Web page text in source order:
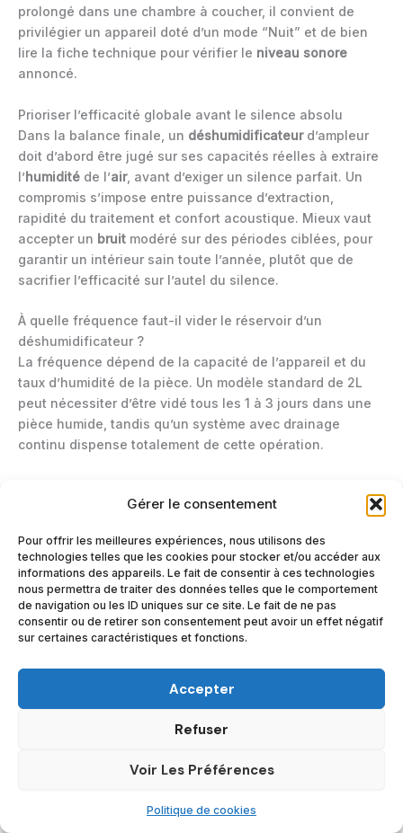
Gérer le consentement
Pour offrir les meilleures expériences, nous utilisons des
technologies telles que les cookies pour stocker et/ou accéder aux
informations des appareils. Le fait de consentir à ces technologies
nous permettra de traiter des données telles que le comportement
de navigation ou les ID uniques sur ce site. Le fait de ne pas
consentir ou de retirer son consentement peut avoir un effet négatif
sur certaines caractéristiques et fonctions.
Accepter
Refuser
Voir Les Préférences
Politique de cookies
prolongé dans une chambre à coucher, il convient de
privilégier un appareil doté d’un mode “Nuit” et de bien
lire la fiche technique pour vérifier le niveau sonore
annoncé.
Prioriser l’efficacité globale avant le silence absolu
Dans la balance finale, un déshumidificateurd’ampleur
doit d’abord être jugé sur ses capacités réelles à extraire
l’humidité de l’air, avant d’exiger un silence parfait. Un
compromis s’impose entre puissance d’extraction,
rapidité du traitement et confort acoustique. Mieux vaut
accepter un bruit modéré sur des périodes ciblées, pour
garantir un intérieur sain toute l’année, plutôt que de
sacrifier l’efficacité sur l’autel du silence.
À quelle fréquence faut-il vider le réservoir d’un
déshumidificateur ?
La fréquence dépend de la capacité de l’appareil et du
taux d’humidité de la pièce. Un modèle standard de 2L
peut nécessiter d’être vidé tous les 1 à 3 jours dans une
pièce humide, tandis qu’un système avec drainage
continu dispense totalement de cette opération.
Oui, mais ce n’est généralement utile que lors des
des pluies, hiver, séchage du linge). Durant la saison
sèche, il est recommandé de surveiller le taux d’humidité
pour éviter d’assécher l’air.
Un déshumidificateur permet-il d’éviter les problèmes de
Oui, en maintenant le taux d’humidité sous le seuil
critique (généralement 55-60 %), il prévient la
prolifération des moisissures sur les murs, plafonds et
textiles. Cependant, si les moisissures sont déjà
antifongique restent nécessaires.
Quelle place accorder à la ventilation naturelle ?